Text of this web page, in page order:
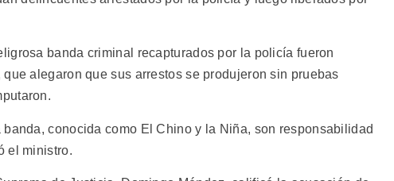
banda criminal recapturados por la policía fueron
alegaron que sus arrestos se produjeron sin pruebas
conocida como El Chino y la Niña, son responsabilidad
el ministro.